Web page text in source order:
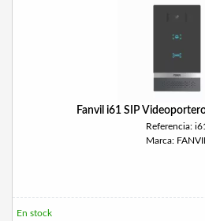
Fanvil i61 SIP
Referencia:
Marca: FANVIL
En stock